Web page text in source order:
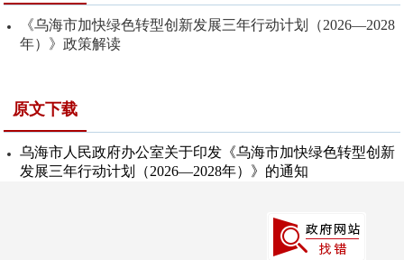
《乌海市加快绿色转型创新发展三年行动计划（2026—2028
年）》政策解读
原文下载
乌海市人民政府办公室关于印发《乌海市加快绿色转型创新
发展三年行动计划（2026—2028年）》的通知